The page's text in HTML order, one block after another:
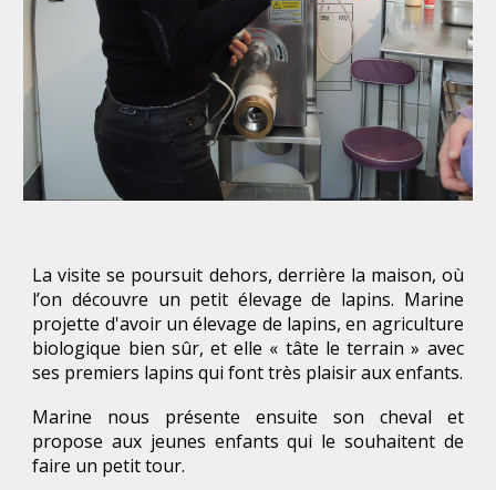
La visite se poursuit dehors, derrière la maison, où
l’on découvre un petit élevage de lapins. Marine
projette d'avoir un élevage de lapins, en agriculture
biologique bien sûr, et elle « tâte le terrain » avec
ses premiers lapins qui font très plaisir aux enfants.
Marine nous présente ensuite son cheval et
propose aux jeunes enfants qui le souhaitent de
faire un petit tour.